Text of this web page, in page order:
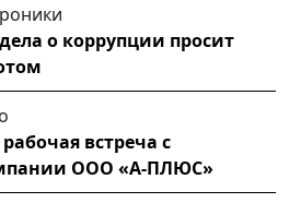
о коррупции просит
встреча с
ООО «А-ПЛЮС»